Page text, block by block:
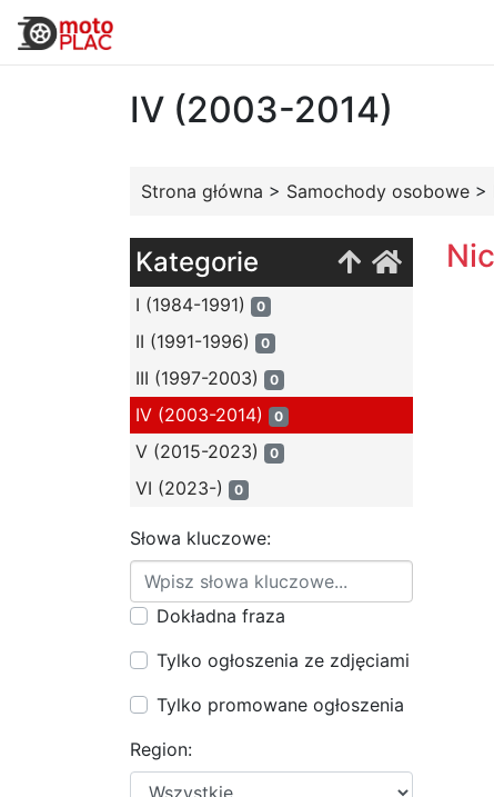
IV (2003-2014)
Strona główna > Samochody osobowe >
Kategorie
I (1984-1991) 0
II (1991-1996) 0
III (1997-2003) 0
IV (2003-2014) 0
V (2015-2023) 0
VI (2023-) 0
Słowa kluczowe:
Dokładna fraza
Tylko ogłoszenia ze zdjęciami
Tylko promowane ogłoszenia
Region: